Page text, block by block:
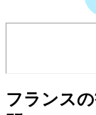
フランス